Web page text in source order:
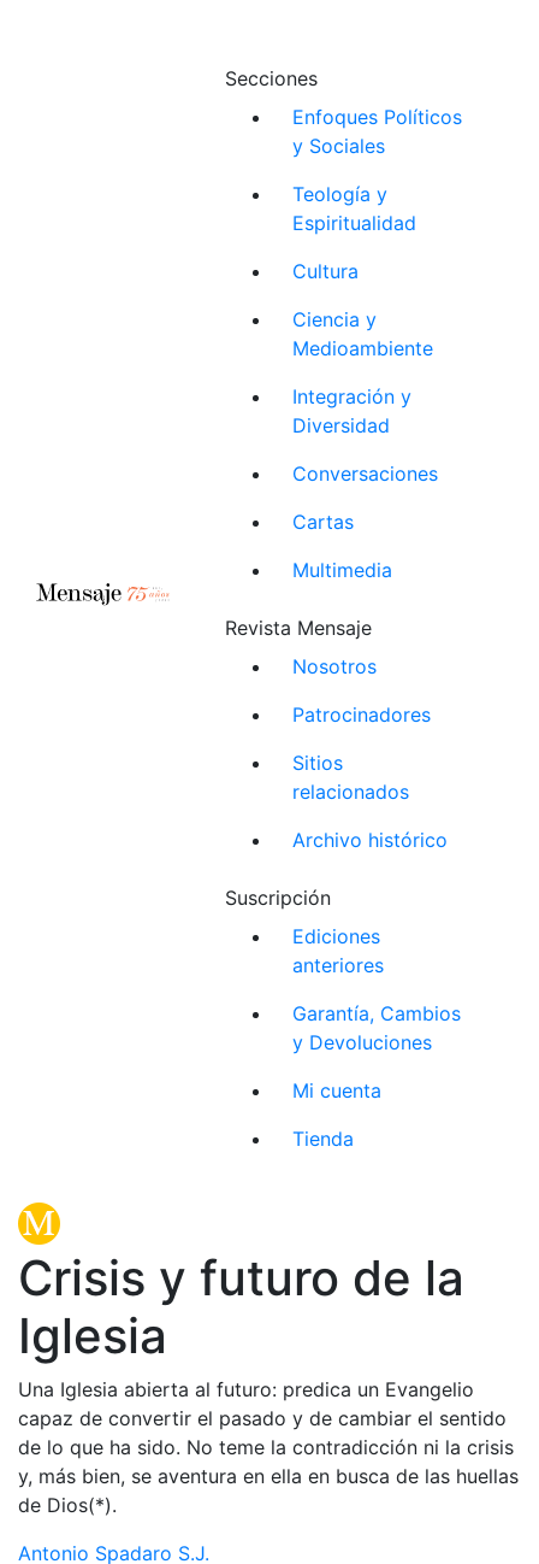
Secciones
Enfoques Políticos
y Sociales
Teología y
Espiritualidad
Cultura
Ciencia y
Medioambiente
Integración y
Diversidad
Conversaciones
Cartas
Multimedia
Revista Mensaje
Nosotros
Patrocinadores
Sitios
relacionados
Archivo histórico
Suscripción
Ediciones
anteriores
Garantía, Cambios
y Devoluciones
Mi cuenta
Tienda
Crisis y futuro de la
Iglesia
Una Iglesia abierta al futuro: predica un Evangelio
capaz de convertir el pasado y de cambiar el sentido
de lo que ha sido. No teme la contradicción ni la crisis
y, más bien, se aventura en ella en busca de las huellas
de Dios(*).
Antonio Spadaro S.J.